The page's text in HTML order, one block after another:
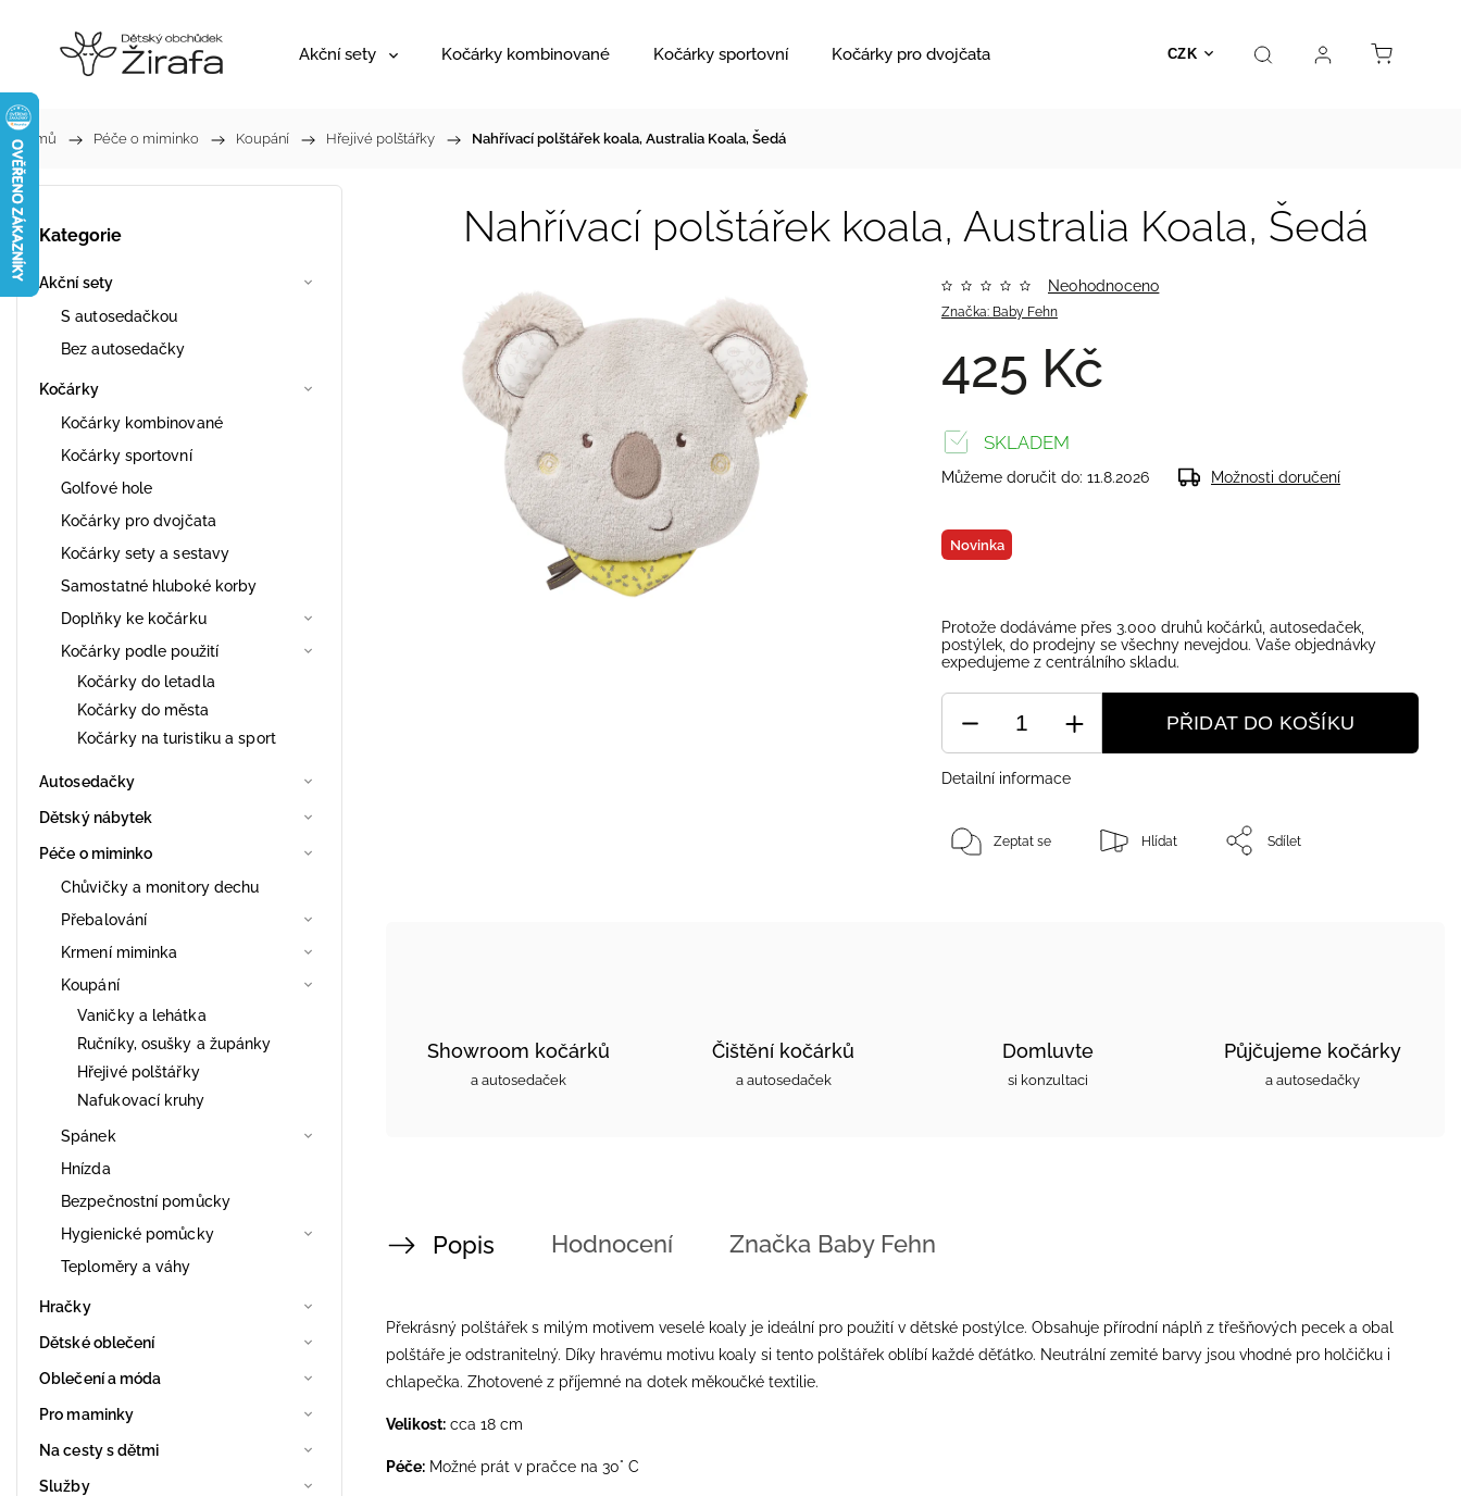
CZK
Akční sety Kočárky kombinované Kočárky sportovní Kočárky pro dvojčata Hračky Prodejna Kontakt
Domů / Péče o miminko / Koupání / Hřejivé polštářky / Nahřívací polštářek koala, Australia Koala, Šedá
Kategorie
Akční sety
S autosedačkou
Bez autosedačky
Kočárky
Kočárky kombinované
Kočárky sportovní
Golfové hole
Kočárky pro dvojčata
Kočárky sety a sestavy
Samostatné hluboké korby
Doplňky ke kočárku
Kočárky podle použití
Kočárky do letadla
Kočárky do města
Kočárky na turistiku a sport
Autosedačky
Dětský nábytek
Péče o miminko
Chůvičky a monitory dechu
Přebalování
Krmení miminka
Koupání
Vaničky a lehátka
Ručníky, osušky a župánky
Hřejivé polštářky
Nafukovací kruhy
Spánek
Hnízda
Bezpečnostní pomůcky
Hygienické pomůcky
Teploměry a váhy
Hračky
Dětské oblečení
Oblečení a móda
Pro maminky
Na cesty s dětmi
Služby
Nahřívací polštářek koala, Australia Koala, Šedá
Značka: Baby Fehn
Neohodnoceno
425 Kč
Novinka
SKLADEM
Můžeme doručit do: 11.8.2026 Možnosti doručení
Protože dodáváme přes 3.000 druhů kočárků, autosedaček,
postýlek, do prodejny se všechny nevejdou. Vaše objednávky
expedujeme z centrálního skladu.
PŘIDAT DO KOŠÍKU
Detailní informace
Zeptat se Hlídat Sdílet
Showroom kočárků
a autosedaček
Čištění kočárků
a autosedaček
Domluvte
si konzultaci
Půjčujeme kočárky
a autosedačky
Popis Hodnocení Značka Baby Fehn
Překrásný polštářek s milým motivem veselé koaly je ideální pro použití v dětské postýlce. Obsahuje přírodní náplň z třešňových pecek a obal
polštáře je odstranitelný. Díky hravému motivu koaly si tento polštářek oblíbí každé děťátko. Neutrální zemité barvy jsou vhodné pro holčičku i
chlapečka. Zhotovené z příjemné na dotek měkoučké textilie.
Velikost: cca 18 cm
Péče: Možné prát v pračce na 30° C